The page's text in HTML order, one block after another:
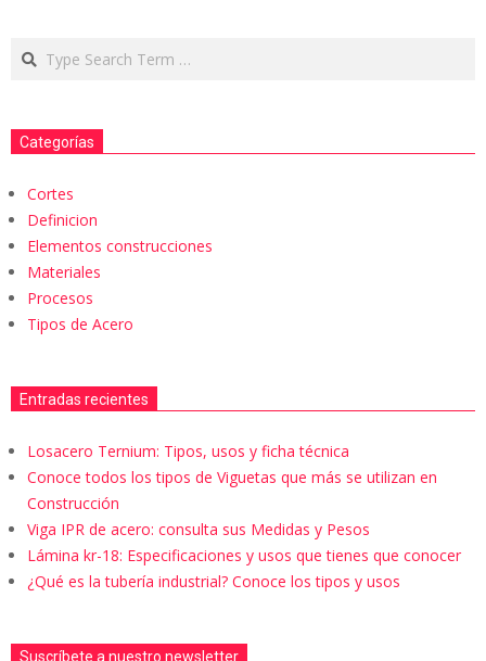
Categorías
Cortes
Definicion
Elementos construcciones
Materiales
Procesos
Tipos de Acero
Entradas recientes
Losacero Ternium: Tipos, usos y ficha técnica
Conoce todos los tipos de Viguetas que más se utilizan en
Construcción
Viga IPR de acero: consulta sus Medidas y Pesos
Lámina kr-18: Especificaciones y usos que tienes que conocer
¿Qué es la tubería industrial? Conoce los tipos y usos
Suscríbete a nuestro newsletter